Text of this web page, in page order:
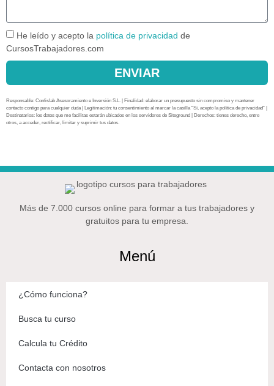
He leído y acepto la política de privacidad de
CursosTrabajadores.com
ENVIAR
Responsable: Confislab Asesoramiento e Inversión S.L. | Finalidad: elaborar un presupuesto sin compromiso y mantener
contacto contigo para cualquier duda | Legitimación: tu consentimiento al marcar la casilla “Sí, acepto la política de privacidad” |
Destinatarios: los datos que me facilitas estarán ubicados en los servidores de Siteground | Derechos: tienes derecho, entre
otros, a acceder, rectificar, limitar y suprimir tus datos.
Más de 7.000 cursos online para formar a tus trabajadores y
gratuitos para tu empresa.
Menú
¿Cómo funciona?
Busca tu curso
Calcula tu Crédito
Contacta con nosotros